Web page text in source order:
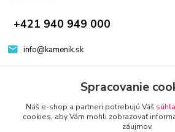
+421 940 949 000
info@kamenik.sk
Spracovanie
Náš e-shop a partneri potrebujú Váš
cookies, aby Vám mohli zobrazovať
záujmov.